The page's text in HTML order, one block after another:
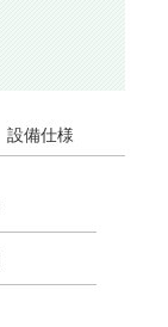
設備仕様